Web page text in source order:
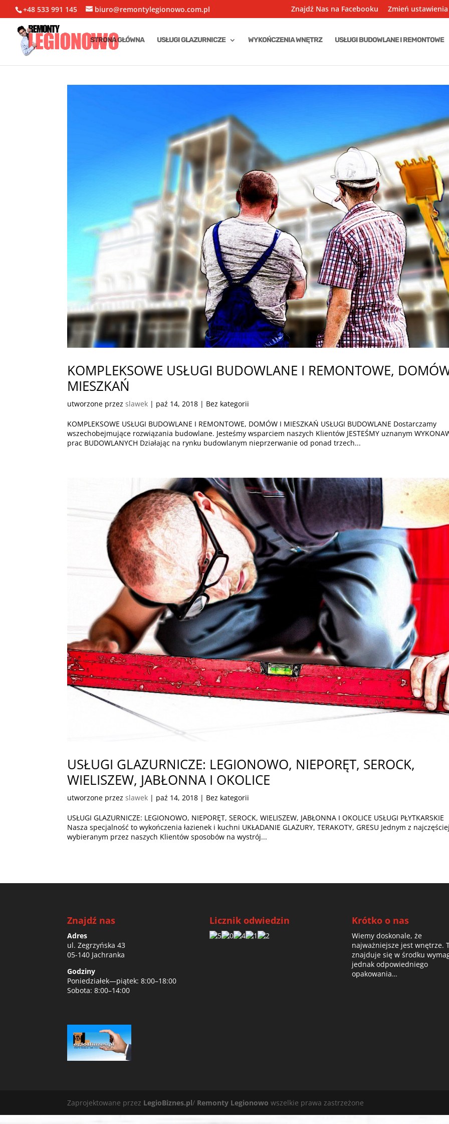
+48 533 991 145 biuro@remontylegionowo.com.pl Znajdź Nas na Facebooku Zmień
STRONA GŁÓWNA USŁUGI GLAZURNICZE WYKOŃCZENIA WNĘTRZ USŁUGI BUDOWLANE I REMONTOWE
KOMPLEKSOWE USŁUGI BUDOWLANE I REMONTOWE,
MIESZKAŃ
utworzone przezslawek | paź 14, 2018 | Bez kategorii
KOMPLEKSOWE USŁUGI BUDOWLANE I REMONTOWE, DOMÓW I MIESZKAŃ USŁUGI BUDOWLANE Dostarczamy
wszechobejmujące rozwiązania budowlane. Jesteśmy wsparciem naszych Klientów JESTEŚMY uznanym
prac BUDOWLANYCH Działając na rynku budowlanym nieprzerwanie od ponad trzech...
USŁUGI GLAZURNICZE: LEGIONOWO, NIEPORĘT, SEROCK,
WIELISZEW, JABŁONNA I OKOLICE
utworzone przezslawek | paź 14, 2018 | Bez kategorii
USŁUGI GLAZURNICZE: LEGIONOWO, NIEPORĘT, SEROCK, WIELISZEW, JABŁONNA I OKOLICE USŁUGI PŁYTKARSKIE
Nasza specjalność to wykończenia łazienek i kuchni UKŁADANIE GLAZURY, TERAKOTY, GRESU Jednym z
wybieranym przez naszych Klientów sposobów na wystrój...
Znajdź nas
Adres
ul. Zegrzyńska 43
05-140 Jachranka
Godziny
Poniedziałek—piątek: 8:00–18:00
Sobota: 8:00–14:00
Licznik odwiedzin Krótko o nas
Wiemy doskonale, że
najważniejsze jest wnętrze.
znajduje się w środku
jednak odpowiedniego
opakowania…
Zaprojektowane przez LegioBiznes.pl/ Remonty Legionowo wszelkie prawa zastrzeżone